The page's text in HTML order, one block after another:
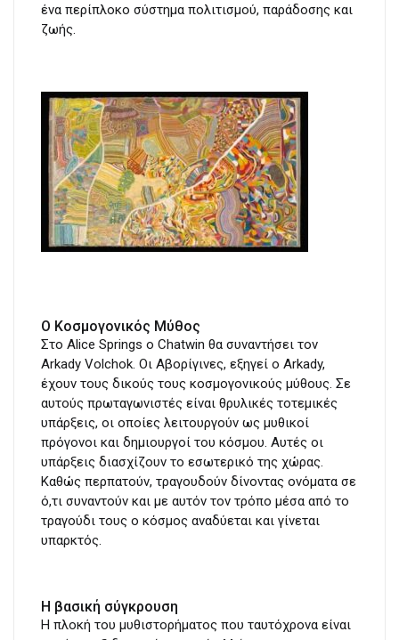
ένα περίπλοκο σύστημα πολιτισμού, παράδοσης και
ζωής.
Ο Κοσμογονικός Μύθος
Στο Alice Springs ο Chatwin θα συναντήσει τον
Arkady Volchok. Οι Αβορίγινες, εξηγεί ο Arkady,
έχουν τους δικούς τους κοσμογονικούς μύθους. Σε
αυτούς πρωταγωνιστές είναι θρυλικές τοτεμικές
υπάρξεις, οι οποίες λειτουργούν ως μυθικοί
πρόγονοι και δημιουργοί του κόσμου. Αυτές οι
υπάρξεις διασχίζουν το εσωτερικό της χώρας.
Καθώς περπατούν, τραγουδούν δίνοντας ονόματα σε
ό,τι συναντούν και με αυτόν τον τρόπο μέσα από το
τραγούδι τους ο κόσμος αναδύεται και γίνεται
υπαρκτός.
Η βασική σύγκρουση
Η πλοκή του μυθιστορήματος που ταυτόχρονα είναι